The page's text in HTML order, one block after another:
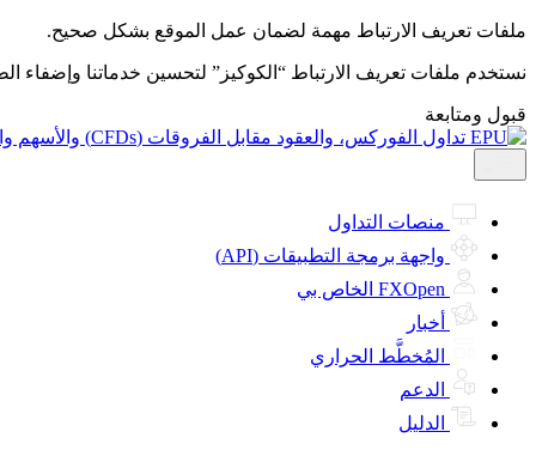
ملفات تعريف الارتباط مهمة لضمان عمل الموقع بشكل صحيح.
نستخدم ملفات تعريف الارتباط “الكوكيز” لتحسين خدماتنا
قبول ومتابعة
منصات التداول
واجهة برمجة التطبيقات (API)
FXOpen الخاص بي
أخبار
المُخطَّط الحراري
الدعم
الدليل